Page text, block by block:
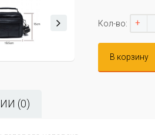
Кол-во: +
В корзину
(0)